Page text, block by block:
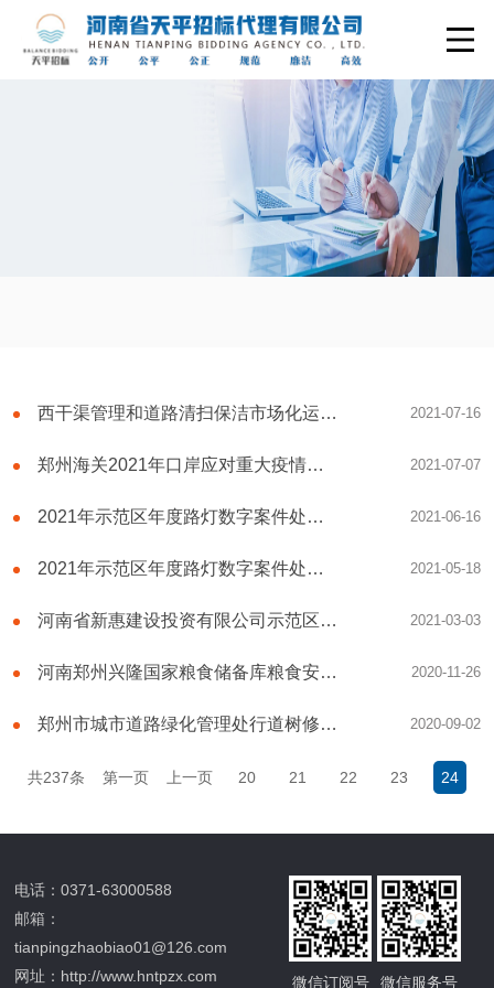
西干渠管理和道路清扫保洁市场化运作项目招标公告 2021-07-16
郑州海关2021年口岸应对重大疫情卫生检疫基础设施建设项目公开招标公告 2021-07-07
2021年示范区年度路灯数字案件处置及日常其他电气设备维护项目三标段二次-采购公告 2021-06-16
2021年示范区年度路灯数字案件处置及日常其他电气设备维护项目-采购公告 2021-05-18
河南省新惠建设投资有限公司示范区沿黄大道两侧综合治理项目招标公告 2021-03-03
河南郑州兴隆国家粮食储备库粮食安全宣教基地场馆建设项目竞争性磋商公告 2020-11-26
郑州市城市道路绿化管理处行道树修剪项目竞争性磋商公告 2020-09-02
共237条 第一页 上一页 20 21 22 23 24
电话：0371-63000588
邮箱：
tianpingzhaobiao01@126.com
网址：http://www.hntpzx.com
微信订阅号 微信服务号